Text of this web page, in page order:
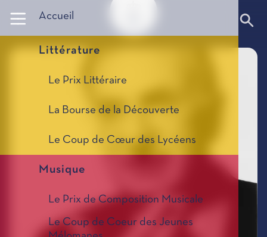
Accueil
Littérature
Le Prix Littéraire
La Bourse de la Découverte
Le Coup de Cœur des Lycéens
Musique
Le Prix de Composition Musicale
Le Coup de Coeur des Jeunes